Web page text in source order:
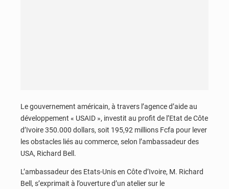
Le gouvernement américain, à travers l’agence d’aide au
développement « USAID », investit au profit de l’Etat de Côte
d’Ivoire 350.000 dollars, soit 195,92 millions Fcfa pour lever
les obstacles liés au commerce, selon l’ambassadeur des
USA, Richard Bell.
L’ambassadeur des Etats-Unis en Côte d’Ivoire, M. Richard
Bell, s’exprimait à l’ouverture d’un atelier sur le